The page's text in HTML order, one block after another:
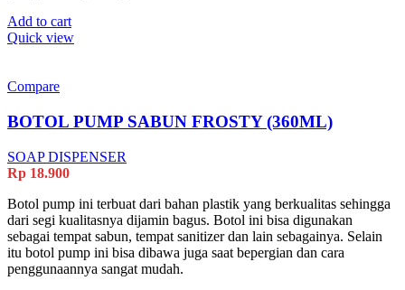
Add to cart
Quick view
Compare
BOTOL PUMP SABUN FROSTY (360ML)
SOAP DISPENSER
Rp 18.900
Botol pump ini terbuat dari bahan plastik yang berkualitas sehingga
dari segi kualitasnya dijamin bagus. Botol ini bisa digunakan
sebagai tempat sabun, tempat sanitizer dan lain sebagainya. Selain
itu botol pump ini bisa dibawa juga saat bepergian dan cara
penggunaannya sangat mudah.